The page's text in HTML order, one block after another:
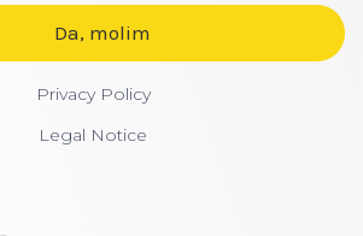
Privacy Policy
Legal Notice